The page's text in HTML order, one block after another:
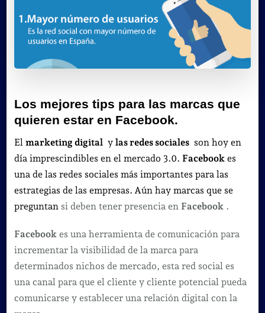
Los mejores tips para las marcas que
quieren estar en Facebook.
El marketing digital y las redes socialesson hoy en
día imprescindibles en el mercado 3.0. Facebookes
una de las redes sociales más importantes para las
estrategias de las empresas. Aún hay marcas que se
preguntan si deben tener presencia en Facebook.
Facebookes una herramienta de comunicación para
incrementar la visibilidad de la marca para
determinados nichos de mercado, esta red social es
una canal para que el cliente y cliente potencial pueda
comunicarse y establecer una relación digital con la